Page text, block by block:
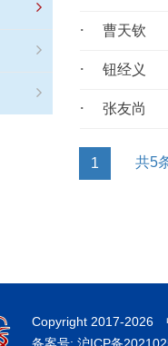
曹天钦
钮经义
张友尚
1 共5
Copyright 2017-2026